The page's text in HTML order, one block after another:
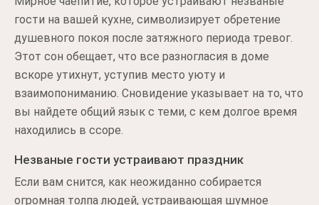
гости на вашей кухне, символизирует обретение
душевного покоя после затяжного периода тревог.
Этот сон обещает, что все разногласия в доме
вскоре утихнут, уступив место уюту и
взаимопониманию. Сновидение указывает на то, что
вы найдете общий язык с теми, с кем долгое время
находились в ссоре.
Незваные гости устраивают праздник
Если вам снится, как неожиданно собирается
огромная толпа людей, устраивающая шумное